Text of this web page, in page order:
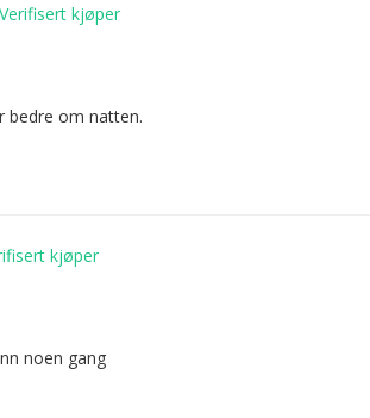
bedre om natten.
noen gang